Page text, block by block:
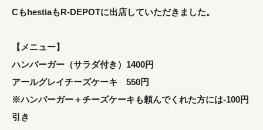
CもhestiaもR-DEPOTに出店していただきました。
【メニュー】
ハンバーガー（サラダ付き）1400円
アールグレイチーズケーキ 550円
※ハンバーガー＋チーズケーキも頼んでくれた方には-100円
引き